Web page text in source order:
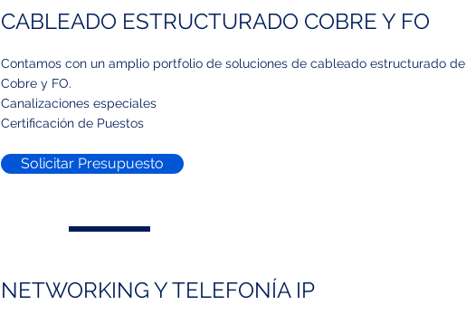
CABLEADO ESTRUCTURADO COBRE Y FO
Contamos con un amplio portfolio de soluciones de cableado estructurado de
Cobre y FO.
Canalizaciones especiales
Certificación de Puestos
Solicitar Presupuesto
NETWORKING Y TELEFONÍA IP